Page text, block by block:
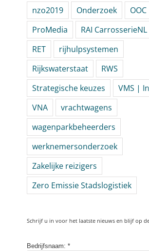
nzo2019 Onderzoek
OOC
ProMedia
RAI CarrosserieNL
RET
rijhulpsystemen
Rijkswaterstaat
RWS
Strategische keuzes
VMS |
VNA
vrachtwagens
wagenparkbeheerders
werknemersonderzoek
Zakelijke reizigers
Zero Emissie Stadslogistiek
Schrijf u in voor het laatste nieuws en blijf op